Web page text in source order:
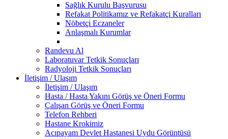
Sağlık Kurulu Başvurusu
Refakat Politikamız ve Refakatçi Kuralları
Nöbetçi Eczaneler
Anlaşmalı Kurumlar
Randevu Al
Laboratuvar Tetkik Sonuçları
Radyoloji Tetkik Sonuçları
İletişim / Ulaşım
İletişim / Ulaşım
Hasta / Hasta Yakını Görüş ve Öneri Formu
Çalışan Görüş ve Öneri Formu
Telefon Rehberi
Hastane Krokimiz
Acıpayam Devlet Hastanesi Uydu Görüntüsü